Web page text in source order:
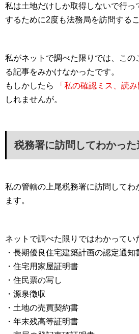
私は土地だけしか取得しないで行っ
するために2度も法務局を訪問する
私がネットで調べた限りでは、この
る記事をみかけなかったです。
もしかしたら
「私の確認ミス、読み
しれませんが。
税務署に訪問してわかっ
私の管轄の上尾税務署に訪問してわ
ます。
ネットで調べた限りではわかってい
・長期優良住宅建築計画の認定通知
・住宅用家屋証明書
・住民票の写し
・源泉徴収
・土地の売買契約書
・年末残高等証明書